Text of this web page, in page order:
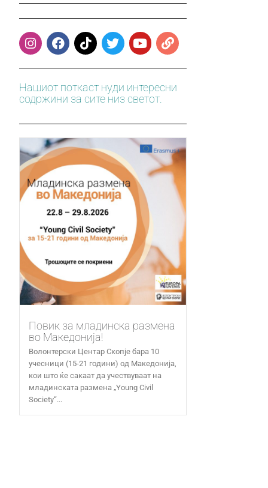
Нашиот поткаст нуди интересни
содржини за сите низ светот.
Повик за младинска размена
во Македонија!
Волонтерски Центар Скопје бара 10
учесници (15-21 години) од Македонија,
кои што ќе сакаат да учествуваат на
младинската размена „Young Civil
Society“...